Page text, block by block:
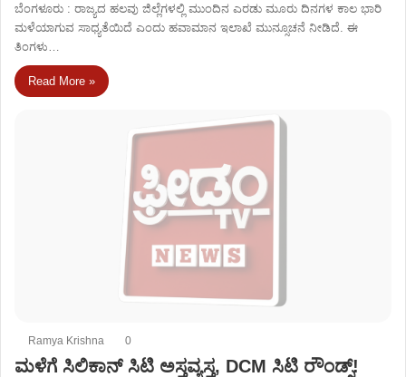
ಬೆಂಗಳೂರು : ರಾಜ್ಯದ ಹಲವು ಜಿಲ್ಲೆಗಳಲ್ಲಿ ಮುಂದಿನ ಎರಡು ಮೂರು ದಿನಗಳ ಕಾಲ ಭಾರಿ
ಮಳೆಯಾಗುವ ಸಾಧ್ಯತೆಯಿದೆ ಎಂದು ಹವಾಮಾನ ಇಲಾಖೆ ಮುನ್ಸೂಚನೆ ನೀಡಿದೆ. ಈ
ತಿಂಗಳು…
Read More »
Ramya Krishna 0
ಮಳೆಗೆ ಸಿಲಿಕಾನ್ ಸಿಟಿ ಅಸ್ತವ್ಯಸ್ತ, DCM ಸಿಟಿ ರೌಂಡ್ಸ್!